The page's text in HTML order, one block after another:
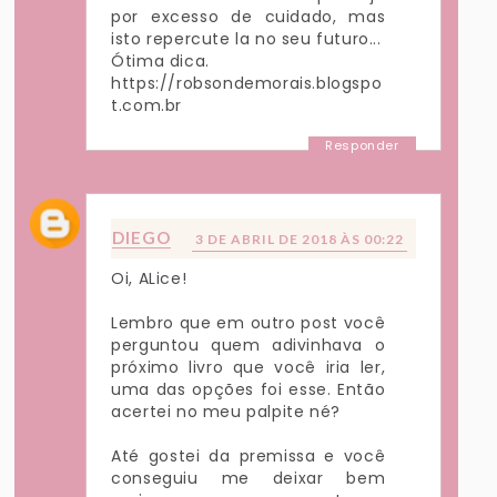
por excesso de cuidado, mas
isto repercute la no seu futuro...
Ótima dica.
https://robsondemorais.blogspo
t.com.br
Responder
DIEGO 3 DE ABRIL DE 2018 ÀS 00:22
Oi, ALice!
Lembro que em outro post você
perguntou quem adivinhava o
próximo livro que você iria ler,
uma das opções foi esse. Então
acertei no meu palpite né?
Até gostei da premissa e você
conseguiu me deixar bem